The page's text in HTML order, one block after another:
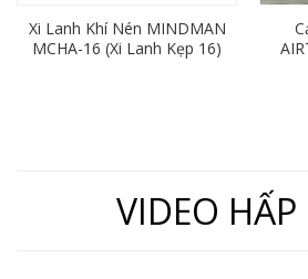
Xi Lanh Khí Nén MINDMAN
MCHA-16 (Xi Lanh Kẹp 16)
VIDEO HẤP